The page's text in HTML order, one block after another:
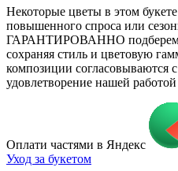
Некоторые цветы в этом букете
повышенного спроса или
ГАРАНТИРОВАННО подберем
сохраняя стиль и цветовую
композиции согласовываются
удовлетворение нашей
Оплати частями в Яндекс
Уход за букетом